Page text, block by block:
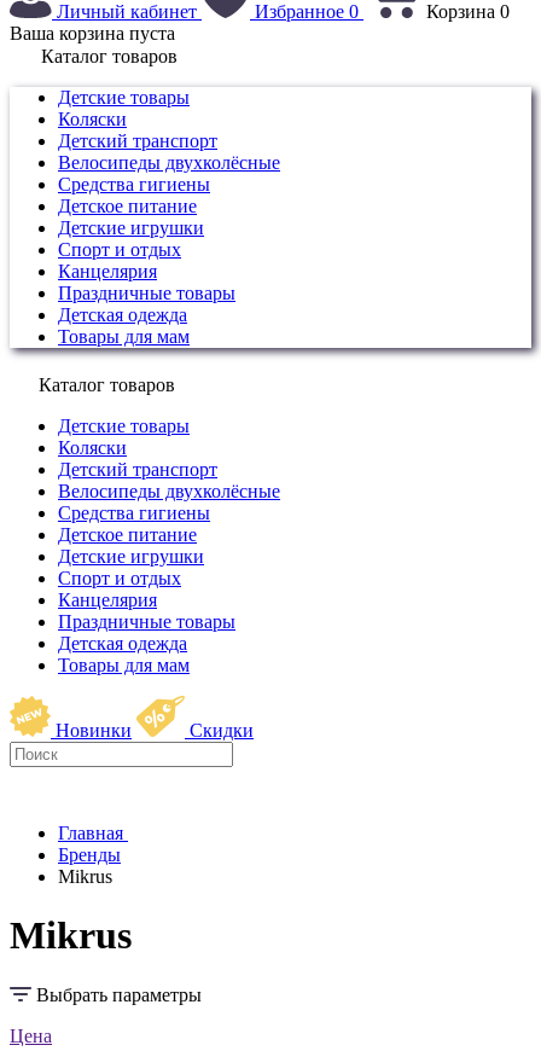
Личный кабинет Избранное 0 Корзина 0
Ваша корзина пуста
Каталог товаров
Детские товары
Коляски
Детский транспорт
Велосипеды двухколёсные
Средства гигиены
Детское питание
Детские игрушки
Спорт и отдых
Канцелярия
Праздничные товары
Детская одежда
Товары для мам
Каталог товаров
Детские товары
Коляски
Детский транспорт
Велосипеды двухколёсные
Средства гигиены
Детское питание
Детские игрушки
Спорт и отдых
Канцелярия
Праздничные товары
Детская одежда
Товары для мам
Новинки Скидки
Главная
Бренды
Mikrus
Mikrus
Выбрать параметры
Цена